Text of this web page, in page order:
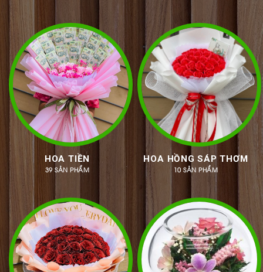
HOA TIỀN
39 SẢN PHẨM
HOA HỒNG SÁP THƠM
10 SẢN PHẨM